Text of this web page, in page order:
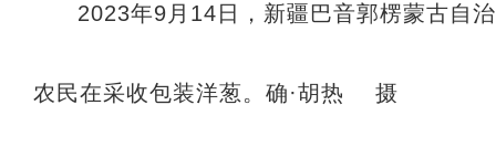
2023年9月14日，新疆巴音郭楞蒙古自
农民在采收包装洋葱。确·胡热 摄